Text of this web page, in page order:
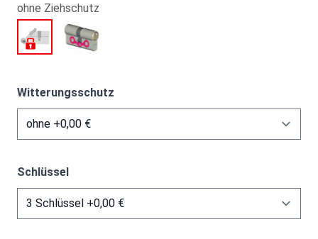
ohne Ziehschutz
Witterungsschutz
Schlüssel